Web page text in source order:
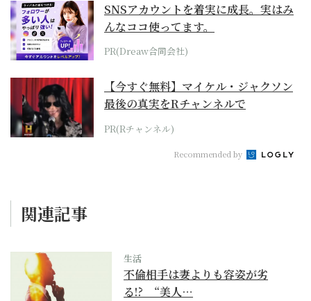
SNSアカウントを着実に成長。実はみ
んなココ使ってます。
PR(Dreaw合同会社)
【今すぐ無料】マイケル・ジャクソン
最後の真実をRチャンネルで
PR(Rチャンネル)
Recommended by
関連記事
生活
不倫相手は妻よりも容姿が劣
る!? “美人…